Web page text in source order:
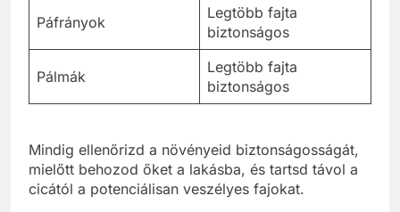
Páfrányok
Legtöbb fajta
biztonságos
Pálmák
Legtöbb fajta
biztonságos
Mindig ellenőrizd a növényeid biztonságosságát,
mielőtt behozod őket a lakásba, és tartsd távol a
cicától a potenciálisan veszélyes fajokat.